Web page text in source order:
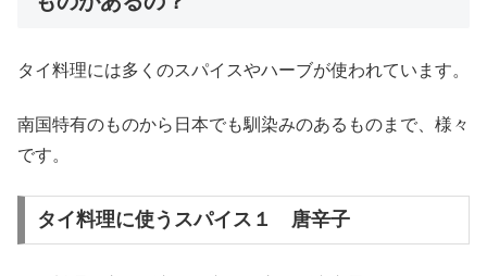
タイ料理には多くのスパイスやハーブが使われています。
南国特有のものから日本でも馴染みのあるものまで、様々
です。
タイ料理に使うスパイス１ 唐辛子